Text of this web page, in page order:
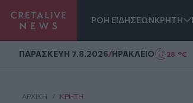
ΡΟΗ ΕΙΔΗΣΕΩΝΚΡΗΤΗ
ΠΑΡΑΣΚΕΥΗ 7.8.2026/ΗΡΑΚΛΕΙΟ 28 °C
ΑΡΧΙΚΗ / ΚΡΉΤΗ